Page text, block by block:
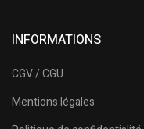
INFORMATIONS
CGV / CGU
Mentions légales